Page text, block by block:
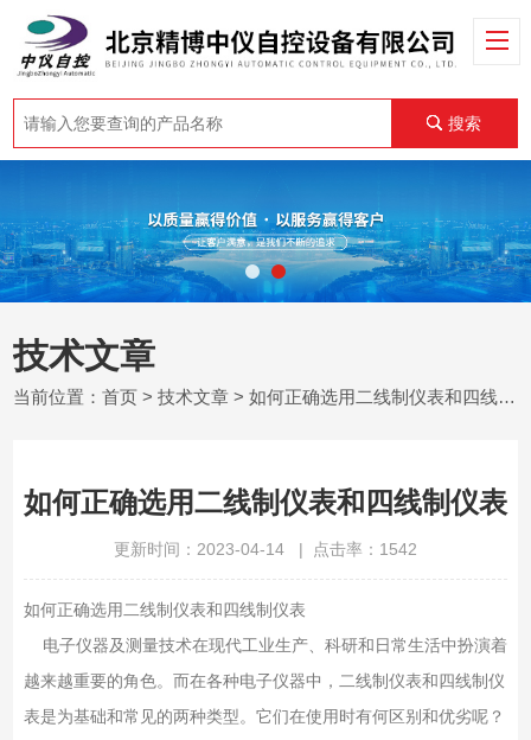
搜索
技术文章
当前位置：首页 >技术文章 > 如何正确选用二线制仪表和四线制仪表
如何正确选用二线制仪表和四线制仪表
更新时间：2023-04-14 | 点击率：1542
如何正确选用二线制仪表和四线制仪表
电子仪器及测量技术在现代工业生产、科研和日常生活中扮演着
越来越重要的角色。而在各种电子仪器中，二线制仪表和四线制仪
表是为基础和常见的两种类型。它们在使用时有何区别和优劣呢？